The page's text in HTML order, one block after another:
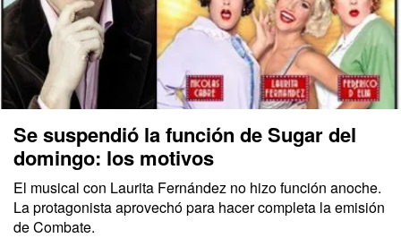
Se suspendió la función de Sugar del
domingo: los motivos
El musical con Laurita Fernández no hizo función anoche.
La protagonista aprovechó para hacer completa la emisión
de Combate.